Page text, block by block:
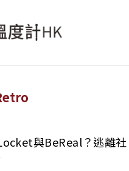
與BeReal？逃離社